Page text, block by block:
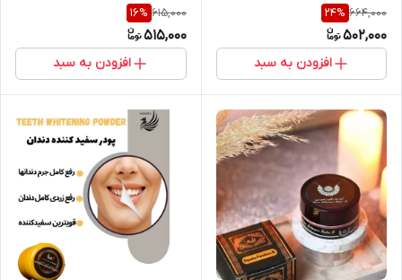
664,000
24%
502,000
افزودن به سبد
615,000
16%
515,000
افزودن به سبد